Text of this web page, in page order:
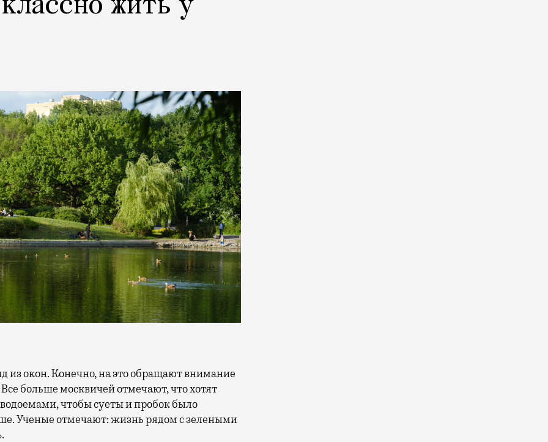
жить у
больше москвичей отмечают, что хотят
чтобы суеты и пробок было
Ученые отмечают: жизнь рядом с зелеными